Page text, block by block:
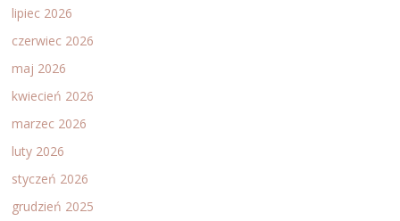
lipiec 2026
czerwiec 2026
maj 2026
kwiecień 2026
marzec 2026
luty 2026
styczeń 2026
grudzień 2025